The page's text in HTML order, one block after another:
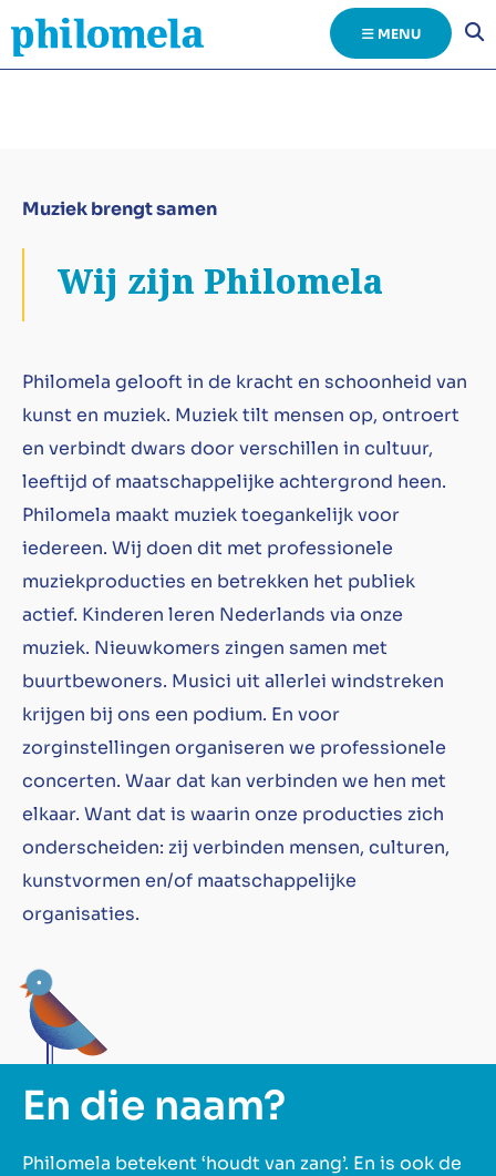
MENU
Muziek brengt samen
Wij zijn Philomela
Philomela gelooft in de kracht en schoonheid van
kunst en muziek. Muziek tilt mensen op, ontroert
en verbindt dwars door verschillen in cultuur,
leeftijd of maatschappelijke achtergrond heen.
Philomela maakt muziek toegankelijk voor
iedereen. Wij doen dit met professionele
muziekproducties en betrekken het publiek
actief. Kinderen leren Nederlands via onze
muziek. Nieuwkomers zingen samen met
buurtbewoners. Musici uit allerlei windstreken
krijgen bij ons een podium. En voor
zorginstellingen organiseren we professionele
concerten. Waar dat kan verbinden we hen met
elkaar. Want dat is waarin onze producties zich
onderscheiden: zij verbinden mensen, culturen,
kunstvormen en/of maatschappelijke
organisaties.
En die naam?
Philomela betekent ‘houdt van zang’. En is ook de